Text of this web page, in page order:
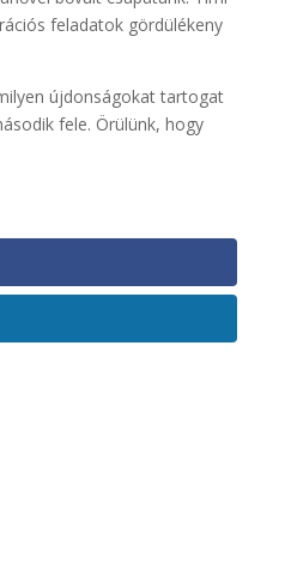
feladatok gördülékeny
újdonságokat tartogat
fele. Örülünk, hogy